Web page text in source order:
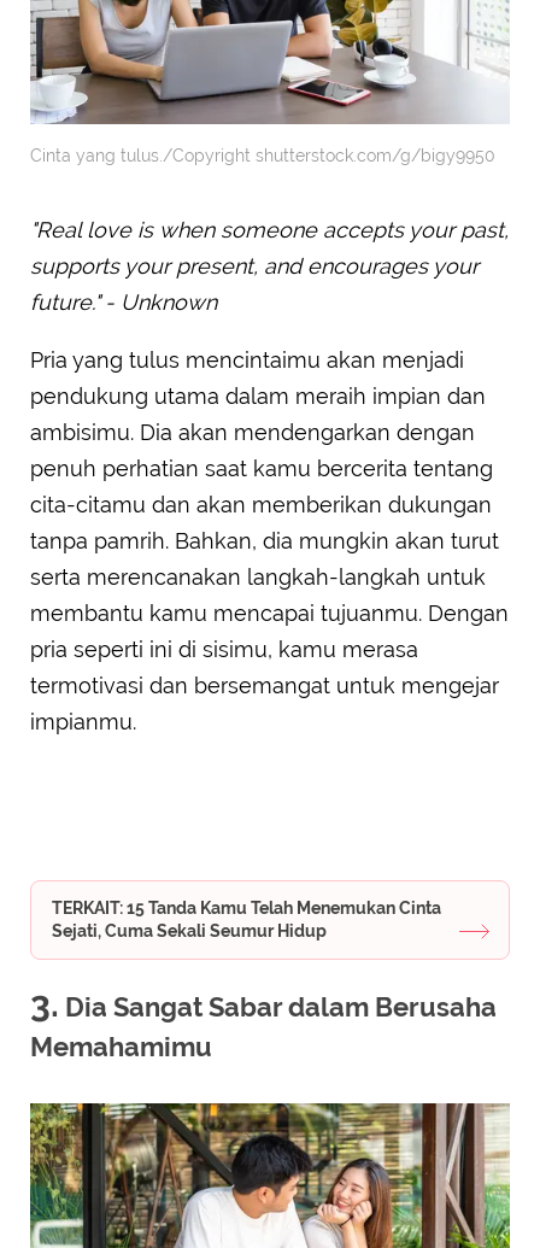
Cinta yang tulus./Copyright shutterstock.com/g/bigy9950
"Real love is when someone accepts your past,
supports your present, and encourages your
future." - Unknown
Pria yang tulus mencintaimu akan menjadi
pendukung utama dalam meraih impian dan
ambisimu. Dia akan mendengarkan dengan
penuh perhatian saat kamu bercerita tentang
cita-citamu dan akan memberikan dukungan
tanpa pamrih. Bahkan, dia mungkin akan turut
serta merencanakan langkah-langkah untuk
membantu kamu mencapai tujuanmu. Dengan
pria seperti ini di sisimu, kamu merasa
termotivasi dan bersemangat untuk mengejar
impianmu.
TERKAIT: 15 Tanda Kamu Telah Menemukan Cinta
Sejati, Cuma Sekali Seumur Hidup
3. Dia Sangat Sabar dalam Berusaha
Memahamimu